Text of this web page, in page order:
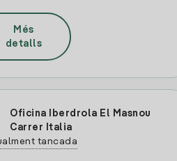
Més
detalls
Oficina Iberdrola El Masnou
Carrer Italia
tancada